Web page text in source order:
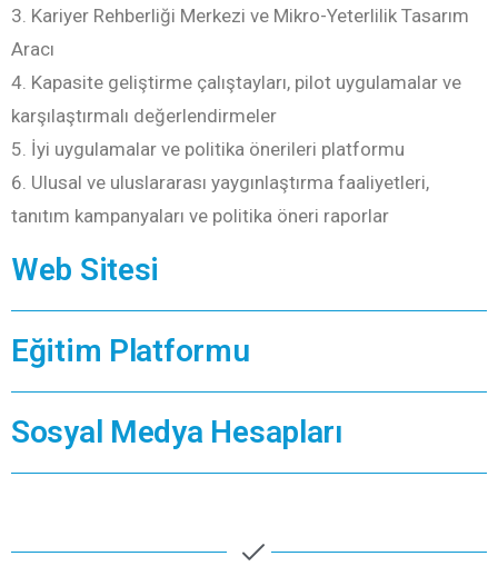
Kariyer Rehberliği Merkezi ve Mikro-Yeterlilik Tasarım
Aracı
Kapasite geliştirme çalıştayları, pilot uygulamalar ve
karşılaştırmalı değerlendirmeler
İyi uygulamalar ve politika önerileri platformu
Ulusal ve uluslararası yaygınlaştırma faaliyetleri,
tanıtım kampanyaları ve politika öneri raporlar
Web Sitesi
Eğitim Platformu
Sosyal Medya Hesapları